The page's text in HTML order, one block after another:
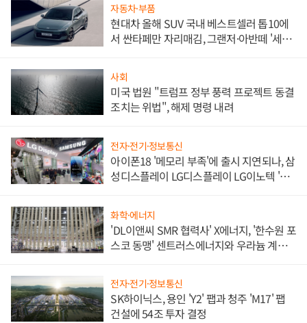
자동차·부품
현대차 올해 SUV 국내 베스트셀러 톱10에
서 싼타페만 자리매김, 그랜저·아반떼 '세단
사회
미국 법원 "트럼프 정부 풍력 프로젝트 동결
조치는 위법", 해제 명령 내려
전자·전기·정보통신
아이폰18 '메모리 부족'에 출시 지연되나, 삼
성디스플레이 LG디스플레이 LG이노텍 '탈
화학·에너지
'DL이앤씨 SMR 협력사' X에너지, '한수원 포
스코 동맹' 센트러스에너지와 우라늄 계약
전자·전기·정보통신
SK하이닉스, 용인 'Y2' 팹과 청주 'M17' 팹
건설에 54조 투자 결정